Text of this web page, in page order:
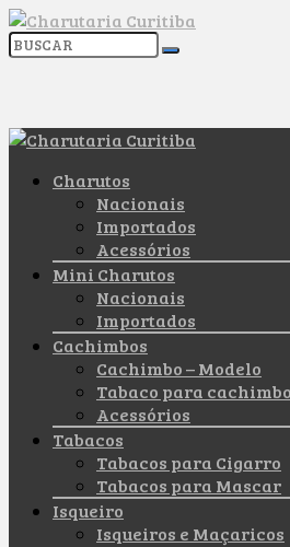
Charutos
Nacionais
Importados
Acessórios
Mini Charutos
Nacionais
Importados
Cachimbos
Cachimbo – Modelo
Tabaco para cachimbo
Acessórios
Tabacos
Tabacos para Cigarro
Tabacos para Mascar
Isqueiro
Isqueiros e Maçaricos